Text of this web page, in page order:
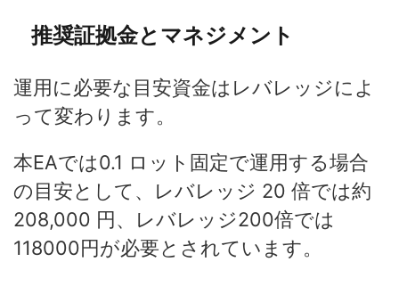
推奨証拠金とマネジメント
運用に必要な目安資金はレバレッジによ
って変わります。
本EAでは0.1 ロット固定で運用する場合
の目安として、レバレッジ 20 倍では約
208,000 円、レバレッジ200倍では
118000円が必要とされています。